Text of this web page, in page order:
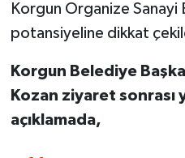
Korgun Organize Sanayi
potansiyeline dikkat
Korgun Belediye
Kozan ziyaret sonrası
açıklamada,